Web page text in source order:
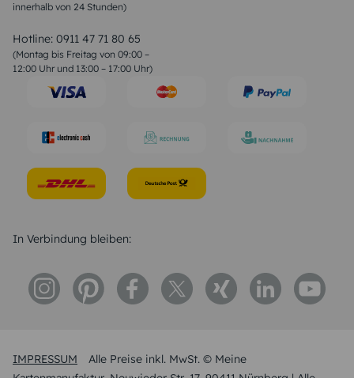
innerhalb von 24 Stunden)
Hotline: 0911 47 71 80 65
(Montag bis Freitag von 09:00 –
12:00 Uhr und 13:00 – 17:00 Uhr)
Weihnachtsgedichte
Liebessprüche
Geburtstagssprüche
Trauersprüche
Konfirmation Glückwünsche
IMPRESSUM
Alle Preise inkl. MwSt. © Meine
In Verbindung bleiben: